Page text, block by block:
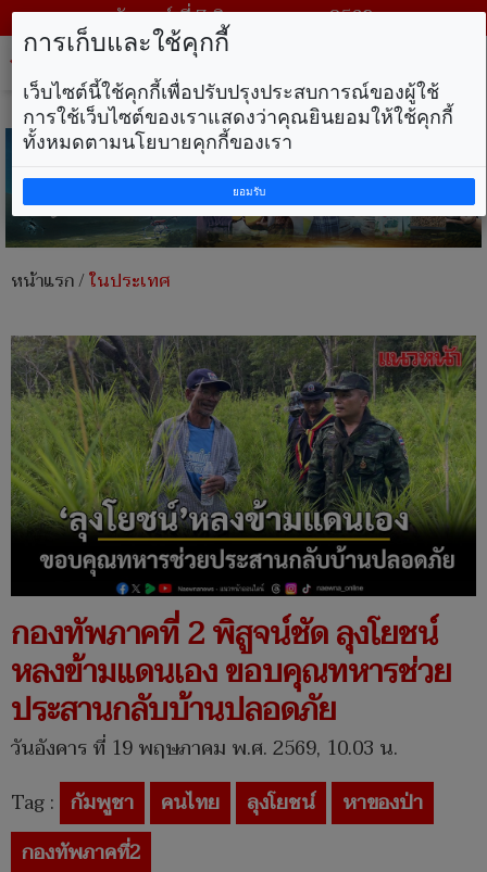
วันศุกร์ ที่ 7 สิงหาคม พ.ศ. 2569
หน้าแรก/ในประเทศ
กองทัพภาคที่ 2 พิสูจน์ชัด ลุงโยชน์
หลงข้ามแดนเอง ขอบคุณทหารช่วย
ประสานกลับบ้านปลอดภัย
วันอังคาร ที่ 19 พฤษภาคม พ.ศ. 2569, 10.03 น.
Tag : กัมพูชา คนไทย ลุงโยชน์
หาของป่า
กองทัพภาคที่2
การเก็บและใช้คุกกี้
เว็บไซต์นี้ใช้คุกกี้เพื่อปรับปรุงประสบการณ์ของผู้ใช้
การใช้เว็บไซต์ของเราแสดงว่าคุณยินยอมให้ใช้คุกกี้
ทั้งหมดตามนโยบายคุกกี้ของเรา
ยอมรับ